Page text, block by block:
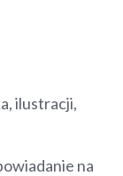
ilustracji,
na